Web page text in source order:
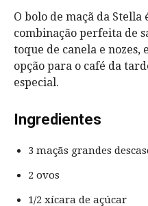
O bolo de maçã da
combinação perfeita de
toque de canela e nozes,
opção para o café da
especial.
Ingredientes
3 maçãs grandes
2 ovos
1/2 xícara de açúcar